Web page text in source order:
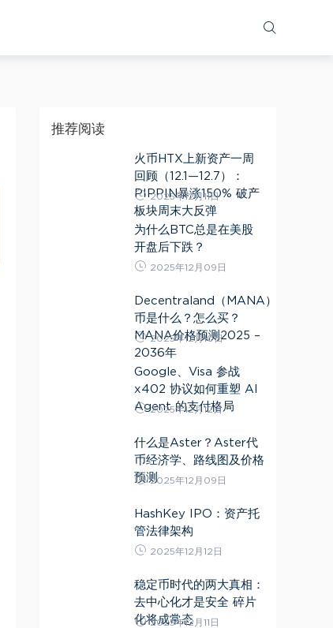
推荐阅读
火币HTX上新资产一周
回顾（12.1—12.7）：
PIPPIN暴涨150% 破产
板块周末大反弹
2025年12月11日
为什么BTC总是在美股
开盘后下跌？
2025年12月09日
Decentraland（MANA）
币是什么？怎么买？
MANA价格预测2025 –
2036年
2025年12月10日
Google、Visa 参战
x402 协议如何重塑 AI
Agent 的支付格局
2025年12月12日
什么是Aster？Aster代
币经济学、路线图及价格
预测2025年12月09日
HashKey IPO：资产托
管法律架构
2025年12月12日
稳定币时代的两大真相：
去中心化才是安全 碎片
化将成常态
2025年12月11日